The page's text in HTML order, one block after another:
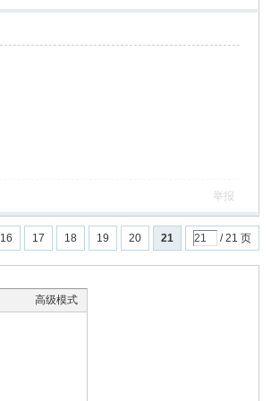
举报
16 17 18 19 20 21 / 21 页
高级模式